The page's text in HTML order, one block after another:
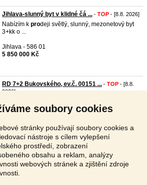
soubory cookies
stránky používají soubory cookies a
nástroje s cílem vylepšení
prostředí, zobrazení
obsahu a reklam, analýzy
webových stránek a zjištění zdroje
Jihlava-slunný byt v klidné čá ... - TOP - [8.8. 2026]
Nabízím k prodeji světlý, slunný, mezonetový byt
3+kk o ...
Jihlava - 586 01
5 850 000 Kč
RD 7+2 Bukovského, ev.č. 00151 ... - TOP - [8.8.
2026]
Líšni, 7 ...
Brno - 628 00
21 990 000 Kč
Stránka: 1 2 3 Další